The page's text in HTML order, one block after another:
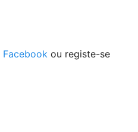
Facebook ou registe-se